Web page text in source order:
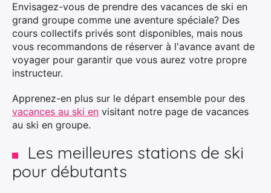
Envisagez-vous de prendre des vacances de ski en
grand groupe comme une aventure spéciale? Des
cours collectifs privés sont disponibles, mais nous
vous recommandons de réserver à l'avance avant de
voyager pour garantir que vous aurez votre propre
instructeur.
Apprenez-en plus sur le départ ensemble pour des
vacances au ski en visitant notre page de vacances
au ski en groupe.
Les meilleures stations de ski
pour débutants